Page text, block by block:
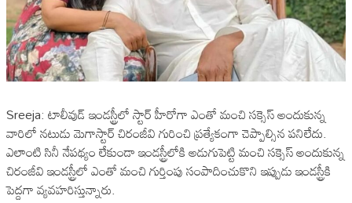
Sreeja: టాలీవుడ్ ఇండస్ట్రీలో స్టార్ హీరోగా ఎంతో మంచి సక్సెస్ అందుకున్న
వారిలో నటుడు మెగాస్టార్ చిరంజీవి గురించి ప్రత్యేకంగా చెప్పాల్సిన పనిలేదు.
ఎలాంటి సినీ నేపథ్యం లేకుండా ఇండస్ట్రీలోకి అడుగుపెట్టి మంచి సక్సెస్ అందుకున్న
చిరంజీవి ఇండస్ట్రీలో ఎంతో మంచి గుర్తింపు సంపాదించుకొని ఇప్పుడు ఇండస్ట్రీకి
పెద్దగా వ్యవహరిస్తున్నారు.